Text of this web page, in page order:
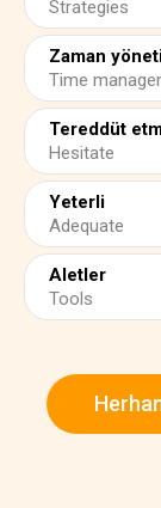
Strategies
Zaman
Time
Tereddüt
Hesitate
Yeterli
Adequate
Aletler
Tools